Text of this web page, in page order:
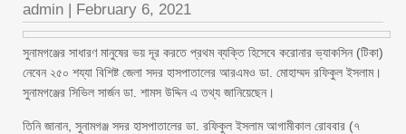
admin | February 6, 2021
সুনামগঞ্জের সাধারণ মানুষের ভয় দূর করতে প্রথম ব্যক্তি হিসেবে করোনার ভ্যাকসিন (টিকা)
নেবেন ২৫০ শয্যা বিশিষ্ট জেলা সদর হাসপাতালের আরএমও ডা. মোহাম্মদ রফিকুল ইসলাম।
সুনামগঞ্জের সিভিল সার্জন ডা. শামস উদ্দিন এ তথ্য জানিয়েছেন।
তিনি জানান, সুনামগঞ্জ সদর হাসপাতালের ডা. রফিকুল ইসলাম আগামীকাল রোববার (৭